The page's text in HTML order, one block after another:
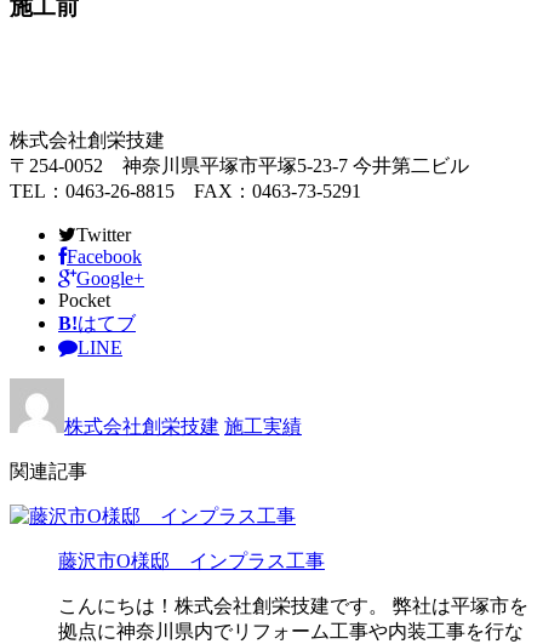
施工前
株式会社創栄技建
〒254-0052 神奈川県平塚市平塚5-23-7 今井第二ビル
TEL：0463-26-8815 FAX：0463-73-5291
Twitter
Facebook
Google+
Pocket
B!はてブ
LINE
株式会社創栄技建 施工実績
関連記事
藤沢市O様邸 インプラス工事
こんにちは！株式会社創栄技建です。 弊社は平塚市を
拠点に神奈川県内でリフォーム工事や内装工事を行な